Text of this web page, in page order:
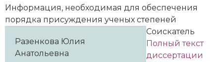
Информация, необходимая для обеспечения
порядка присуждения ученых степеней
Разенкова Юлия
Анатольевна
Соискатель
Полный текст
диссертации